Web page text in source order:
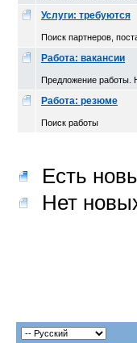
Услуги: требуются
Поиск партнеров,
Работа: вакансии
Предложение работы.
Работа: резюме
Поиск работы
Есть
Нет